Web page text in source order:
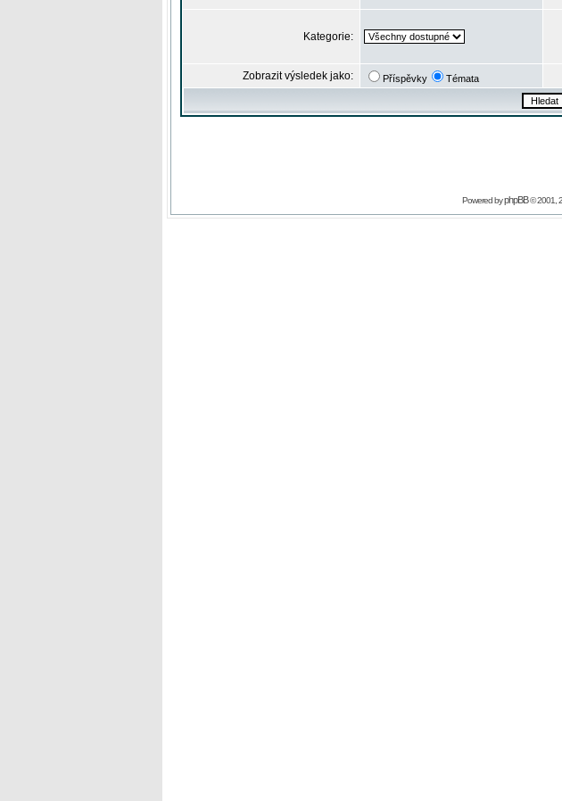
Kategorie:
Zobrazit výsledek jako: Příspěvky Témata
Powered byphpBB© 2001,